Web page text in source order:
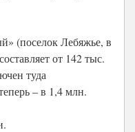
(поселок Лебяжье, в
от 142 тыс.
туда
– в 1,4 млн.